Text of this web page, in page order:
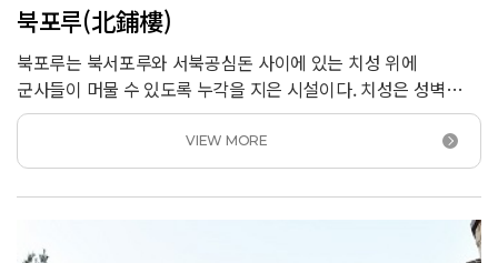
북포루(北鋪樓)
북포루는 북서포루와 서북공심돈 사이에 있는 치성 위에
군사들이 머물 수 있도록 누각을 지은 시설이다. 치성은 성벽
일부를 돌출시켜 적을 감시하고 공격할 수 있도록 만든
시설물이다. 화성에는 모두 15곳의 치성이 있는데 그중 중요한
5곳의 치성 위에 동1포루, 동2포루, 서포루, 북포루, 동북포루를
만들고 적의 동향을 감시했다.<br /> 북포루는 화성에서 가장
평탄하고 시야가 트인 곳에 있어서 주둔하는 군사의 수도 많고
규모도 크다. &lsquo;군포루&rsquo;라고도 불렀다.
VIEW MORE